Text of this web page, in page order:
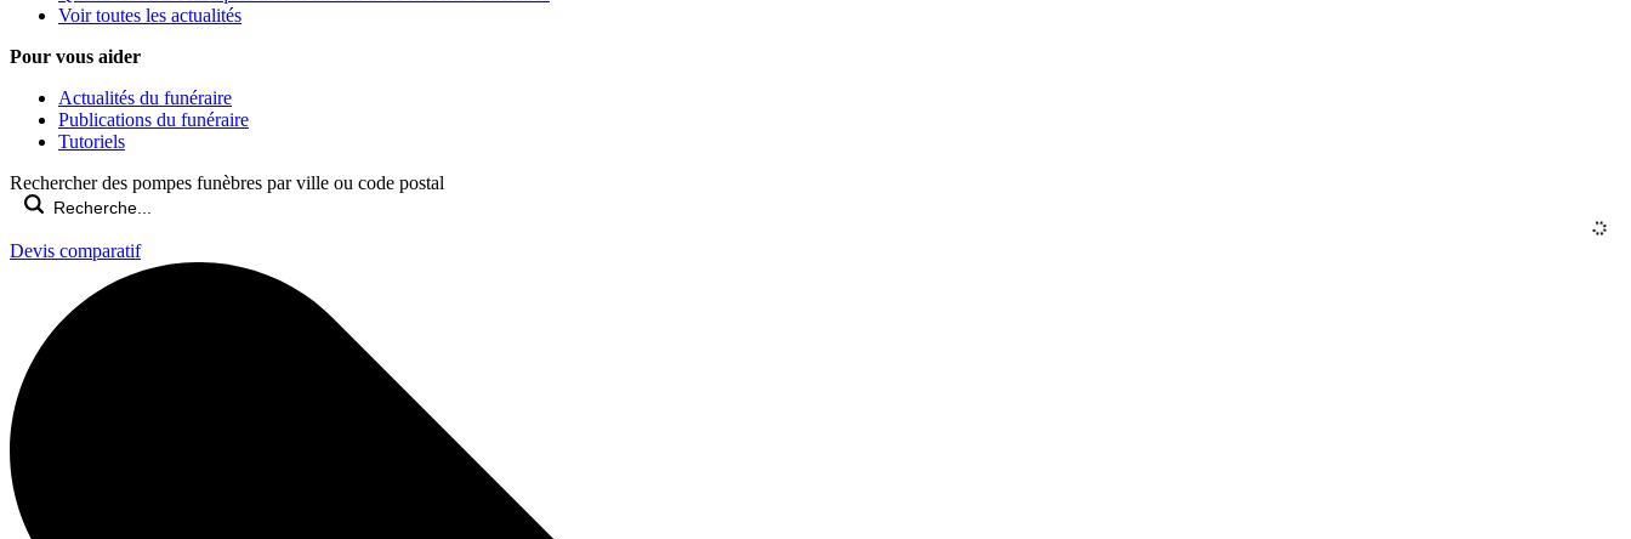
Voir toutes les actualités
Pour vous aider
Actualités du funéraire
Publications du funéraire
Tutoriels
Rechercher des pompes funèbres par ville ou code postal
Devis comparatif